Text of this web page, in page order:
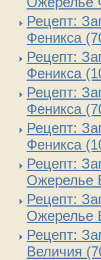
Рецепт:
Феникса
Рецепт:
Феникса
Рецепт:
Феникса
Рецепт:
Феникса
Рецепт:
Ожерелье
Рецепт:
Ожерелье
Рецепт:
Величия